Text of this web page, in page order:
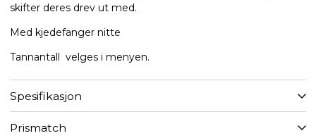
skifter deres drev ut med.
Med kjedefanger nitte
Tannantall velges i menyen.
Spesifikasjon
Prismatch